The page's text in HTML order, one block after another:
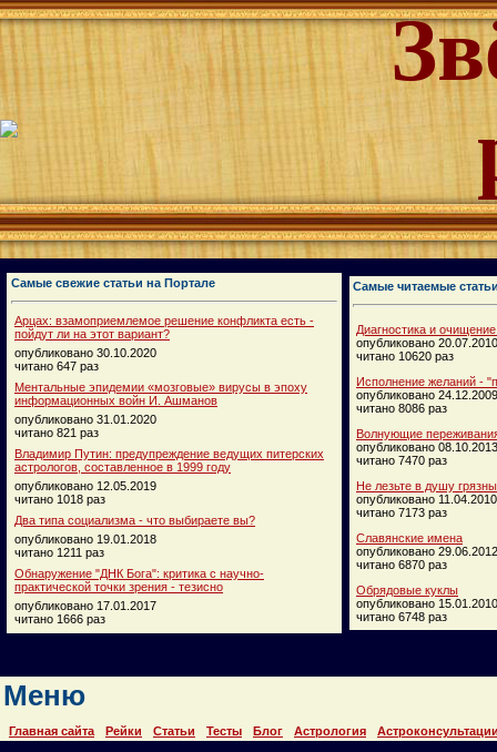
Самые свежие статьи на Портале
Арцах: взамоприемлемое решение конфликта есть -
пойдут ли на этот вариант?
опубликовано 30.10.2020
читано 647 раз
Ментальные эпидемии «мозговые» вирусы в эпоху
информационных войн И. Ашманов
опубликовано 31.01.2020
читано 821 раз
Владимир Путин: предупреждение ведущих питерских
астрологов, составленное в 1999 году
опубликовано 12.05.2019
читано 1018 раз
Два типа социализма - что выбираете вы?
опубликовано 19.01.2018
читано 1211 раз
Обнаружение "ДНК Бога": критика с научно-
практической точки зрения - тезисно
опубликовано 17.01.2017
читано 1666 раз
Самые читаемые
Диагностика и
опубликовано 20.07.2010
читано 10620 раз
Исполнение желаний -
опубликовано 24.12.2009
читано 8086 раз
Волнующие
опубликовано 08.10.2013
читано 7470 раз
Не лезьте в душу
опубликовано 11.04.2010
читано 7173 раз
Славянские имена
опубликовано 29.06.2012
читано 6870 раз
Обрядовые куклы
опубликовано 15.01.2010
читано 6748 раз
Меню
Главная сайта Рейки Статьи Тесты Блог Астрология